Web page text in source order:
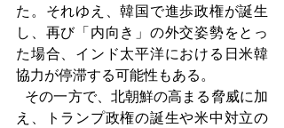
た。それゆえ、韓国で進歩政権が誕生
し、再び「内向き」の外交姿勢をとっ
た場合、インド太平洋における日米韓
協力が停滞する可能性もある。
え、トランプ政権の誕生や米中対立の